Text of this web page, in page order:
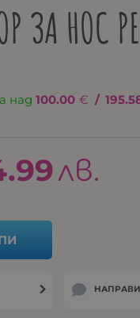
ЗА НОС
над100.00 € /
лв.